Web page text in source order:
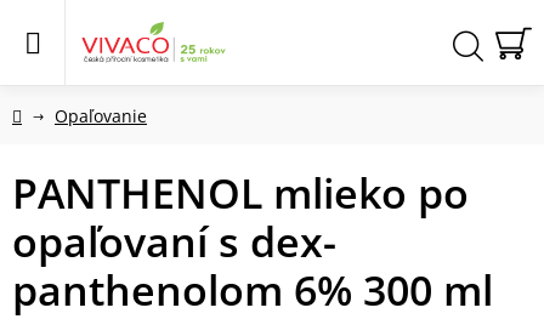
DomovOpaľovanie
PANTHENOL mlieko po
opaľovaní s dex-
panthenolom 6% 300 ml